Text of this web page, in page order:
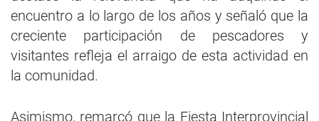
encuentro a lo largo de los años y señaló que la
creciente participación de pescadores y
visitantes refleja el arraigo de esta actividad en
la comunidad.
Asimismo, remarcó que la Fiesta Interprovincial